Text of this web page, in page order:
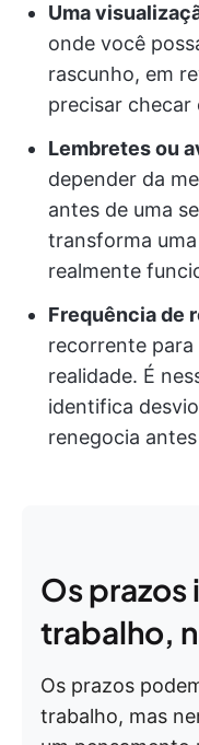
Uma
onde você
rascunho, em
precisar
Lembretes ou
depender da
antes de uma
transforma
realmente
Frequência de
recorrente
realidade. É
identifica
renegocia
Os prazos
trabalho,
Os prazos
trabalho, mas